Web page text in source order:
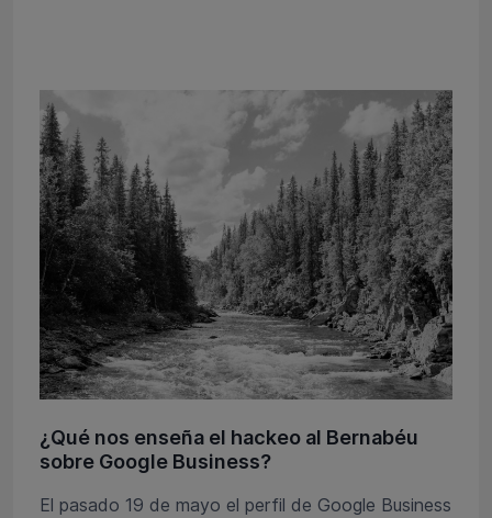
¿Qué nos enseña el hackeo al Bernabéu
sobre Google Business?
El pasado 19 de mayo el perfil de Google Business